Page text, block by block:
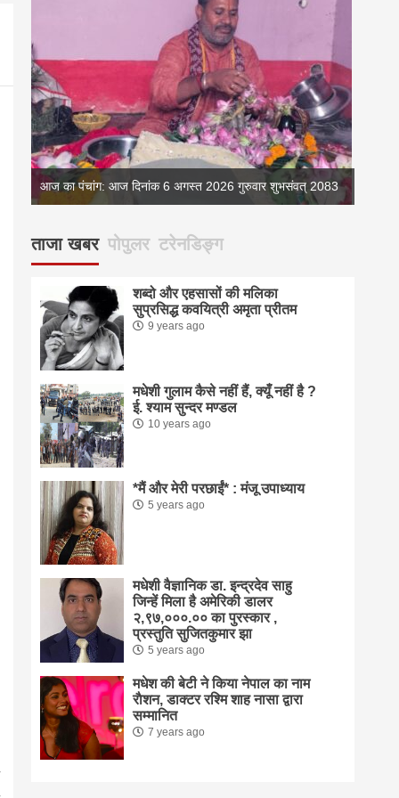
आज का पंचांग: आज दिनांक 6 अगस्त 2026 गुरुवार शुभसंवत् 2083
ताजा खबर पोपुलर टरेनडिङ्ग
शब्दो और एहसासों की मलिका
सुप्रसिद्ध कवयित्री अमृता प्रीतम
9 years ago
मधेशी गुलाम कैसे नहीं हैं, क्यूँ नहीं है ?
ई. श्याम सुन्दर मण्डल
10 years ago
*मैं और मेरी परछाईं* : मंजू उपाध्याय
5 years ago
मधेशी वैज्ञानिक डा. इन्द्रदेव साहु
जिन्हें मिला है अमेरिकी डालर
२,९७,०००.०० का पुरस्कार ,
प्रस्तुति सुजितकुमार झा
5 years ago
मधेश की बेटी ने किया नेपाल का नाम
राैशन, डाक्टर रश्मि शाह नासा द्वारा
सम्मानित
7 years ago